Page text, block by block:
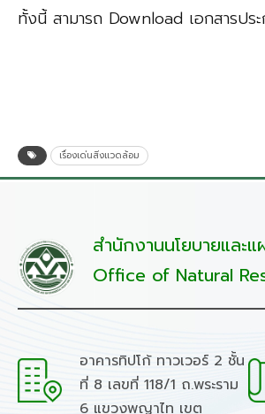
ทั้งนี้ สามารถ Download เอกสารปร
เรื่องเด่นสิ่งแวดล้อม
สำนักงานนโยบายและ
Office of Natural
อาคารทิปโก้ ทาวเวอร์ 2 ชั้น
ที่ 8 เลขที่ 118/1 ถ.พระราม
6 แขวงพญาไท เขต